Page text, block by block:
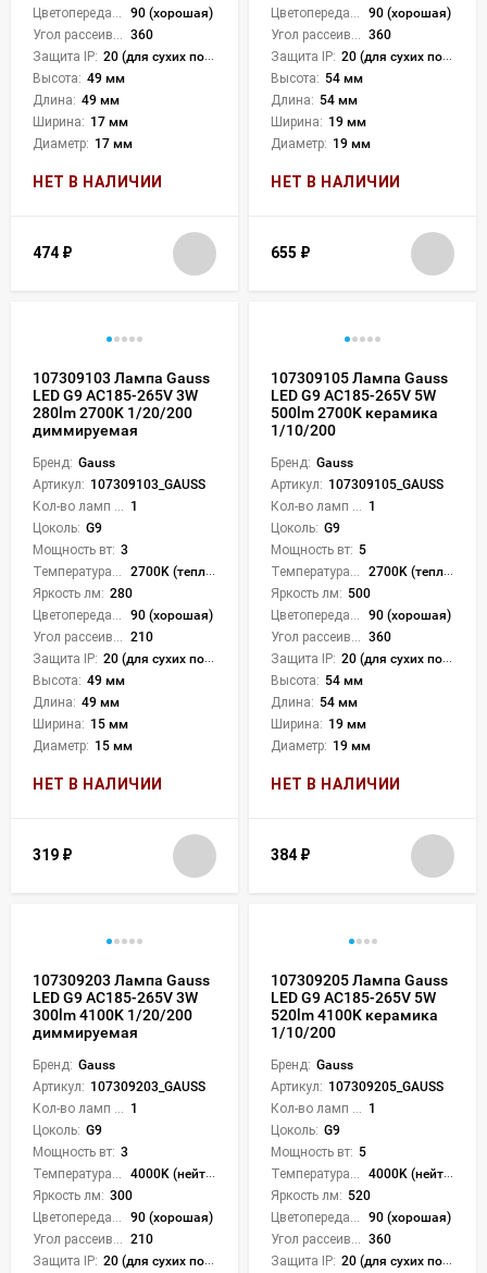
90 (хорошая)
360
Защита IP: 20 (для сухих пом.)
Высота: 49 мм
Длина: 49 мм
Ширина: 17 мм
Диаметр: 17 мм
НЕТ В НАЛИЧИИ
474 ₽
90 (хорошая)
360
Защита IP: 20 (для сухих пом.)
Высота: 54 мм
Длина: 54 мм
Ширина: 19 мм
Диаметр: 19 мм
НЕТ В НАЛИЧИИ
655 ₽
107309103 Лампа Gauss
LED G9 AC185-265V 3W
280lm 2700K 1/20/200
диммируемая
Бренд: Gauss
Артикул: 107309103_GAUSS
1
Цоколь: G9
Мощность вт: 3
2700K (теплый)
Яркость лм: 280
90 (хорошая)
210
Защита IP: 20 (для сухих пом.)
Высота: 49 мм
Длина: 49 мм
Ширина: 15 мм
Диаметр: 15 мм
НЕТ В НАЛИЧИИ
319 ₽
107309105 Лампа Gauss
LED G9 AC185-265V 5W
500lm 2700K керамика
1/10/200
Бренд: Gauss
Артикул: 107309105_GAUSS
1
Цоколь: G9
Мощность вт: 5
2700K (теплый)
Яркость лм: 500
90 (хорошая)
360
Защита IP: 20 (для сухих пом.)
Высота: 54 мм
Длина: 54 мм
Ширина: 19 мм
Диаметр: 19 мм
НЕТ В НАЛИЧИИ
384 ₽
107309203 Лампа Gauss
LED G9 AC185-265V 3W
300lm 4100K 1/20/200
диммируемая
Бренд: Gauss
Артикул: 107309203_GAUSS
1
Цоколь: G9
Мощность вт: 3
4000K (нейтральный)
Яркость лм: 300
90 (хорошая)
210
Защита IP: 20 (для сухих пом.)
107309205 Лампа Gauss
LED G9 AC185-265V 5W
520lm 4100K керамика
1/10/200
Бренд: Gauss
Артикул: 107309205_GAUSS
1
Цоколь: G9
Мощность вт: 5
4000K (нейтральный)
Яркость лм: 520
90 (хорошая)
360
Защита IP: 20 (для сухих пом.)